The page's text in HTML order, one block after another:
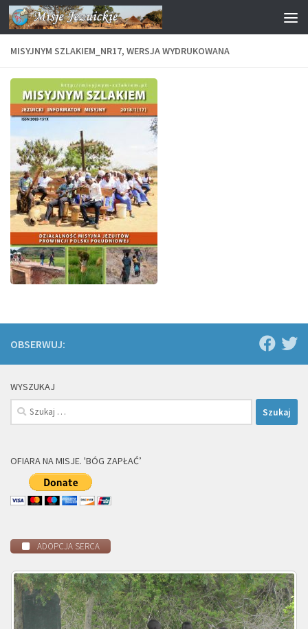
Przejdź do treści
MISYJNYM SZLAKIEM_NR17, WERSJA WYDRUKOWANA
OBSERWUJ:
WYSZUKAJ
Szukaj:
OFIARA NA MISJE. 'BÓG ZAPŁAĆ’
ADOPCJA SERCA